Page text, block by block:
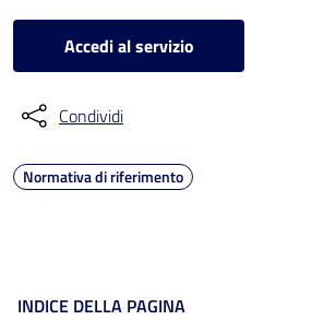
Accedi al servizio
Condividi
Normativa di riferimento
INDICE DELLA PAGINA